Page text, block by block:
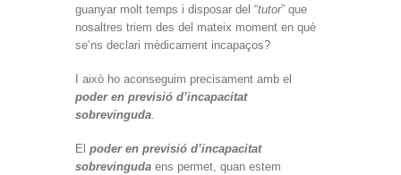
guanyar molt temps i disposar del “tutor” que
nosaltres triem des del mateix moment en què
se’ns declari mèdicament incapaços?
I això ho aconseguim precisament amb el
poder en previsió d’incapacitat
sobrevinguda.
El poder en previsió d’incapacitat
sobrevinguda ens permet, quan estem